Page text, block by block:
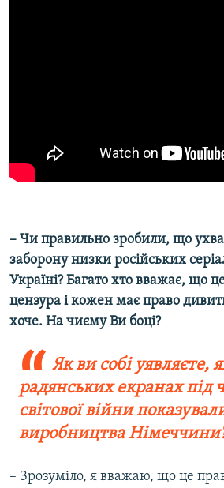
– Чи правильно зробили, що
заборону низки російських
Україні? Багато хто вважає, що
цензура і кожен має право
хоче. На чиєму Ви боці?
Як ви собі уявляєте,
радянських екранах під
світової війни
виробництва
– Зрозуміло, я вважаю, що це